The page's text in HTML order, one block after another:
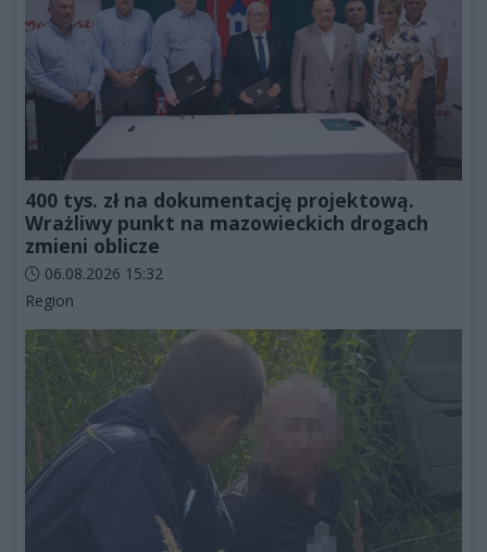
400 tys. zł na dokumentację projektową.
Wrażliwy punkt na mazowieckich drogach
zmieni oblicze
Data dodania artykułu:
06.08.2026 15:32
Kategorie artykułu:
Region